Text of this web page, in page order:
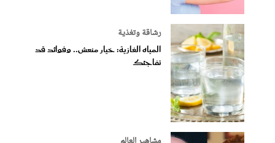
رشاقة وتغذية
المياه الغازية: خيار منعش.. وفوائد قد
تفاجئك